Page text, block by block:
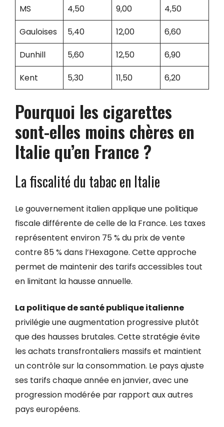
MS
4,50 9,00
4,50
Gauloises
5,40 12,00
6,60
Dunhill
5,60 12,50
6,90
Kent
5,30 11,50 6,20
Pourquoi les cigarettes
sont-elles moins chères en
Italie qu’en France ?
La fiscalité du tabac en Italie
Le gouvernement italien applique une politique
fiscale différente de celle de la France. Les taxes
représentent environ 75 % du prix de vente
contre 85 % dans l’Hexagone. Cette approche
permet de maintenir des tarifs accessibles tout
en limitant la hausse annuelle.
La politique de santé publique italienne
privilégie une augmentation progressive plutôt
que des hausses brutales. Cette stratégie évite
les achats transfrontaliers massifs et maintient
un contrôle sur la consommation. Le pays ajuste
ses tarifs chaque année en janvier, avec une
progression modérée par rapport aux autres
pays européens.